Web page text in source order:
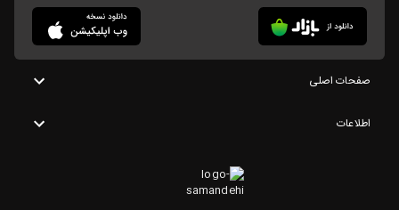
صفحات اصلی
اطلاعات